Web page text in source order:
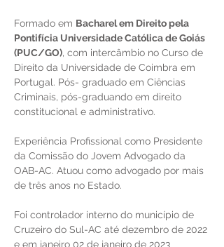
Formado em Bacharel em Direito pela
Pontifícia Universidade Católica de Goiás
(PUC/GO), com intercâmbio no Curso de
Direito da Universidade de Coimbra em
Portugal. Pós- graduado em Ciências
Criminais, pós-graduando em direito
constitucional e administrativo.
Experiência Profissional como Presidente
da Comissão do Jovem Advogado da
OAB-AC. Atuou como advogado por mais
de três anos no Estado.
Foi controlador interno do município de
Cruzeiro do Sul-AC até dezembro de 2022
e em janeiro 02 de janeiro de 2023